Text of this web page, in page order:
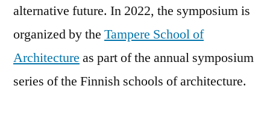
alternative future. In 2022, the symposium is
organized by the Tampere School of
Architecture as part of the annual symposium
series of the Finnish schools of architecture.